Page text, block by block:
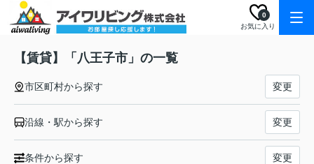
お気に入り
0
【賃貸】「八王子市」の一覧
市区町村から探す 変更
沿線・駅から探す 変更
条件から探す 変更